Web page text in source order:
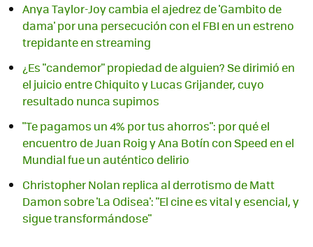
Anya Taylor-Joy cambia el ajedrez de 'Gambito de
dama' por una persecución con el FBI en un estreno
trepidante en streaming
¿Es "candemor" propiedad de alguien? Se dirimió en
el juicio entre Chiquito y Lucas Grijander, cuyo
resultado nunca supimos
"Te pagamos un 4% por tus ahorros": por qué el
encuentro de Juan Roig y Ana Botín con Speed en el
Mundial fue un auténtico delirio
Christopher Nolan replica al derrotismo de Matt
Damon sobre 'La Odisea': "El cine es vital y esencial, y
sigue transformándose"